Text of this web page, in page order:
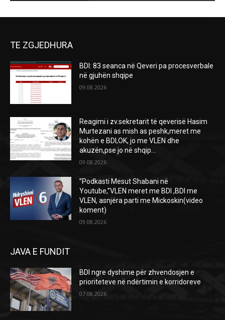
TE ZGJEDHURA
BDI: 83 seanca në Qeveri pa procesverbale
në gjuhën shqipe
09.08.2026
Reagimi i zv.sekretarit të qeverisë Hasim
Murtezani as mish as peshk,meret me
kohën e BDI,OK, jo me VLEN dhe
akuzën,pse jo në shqip...
09.08.2026
”Podkasti Mesut Shabani në
Youtube,”VLEN meret me BDI ,BDI me
VLEN, asnjëra parti me Mickoskin(video
koment)
09.08.2026
JAVA E FUNDIT
BDI ngre dyshime për zhvendosjen e
prioriteteve në ndërtimin e korridoreve
07.08.2026